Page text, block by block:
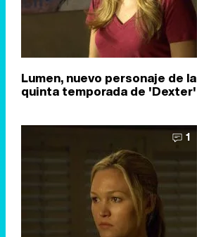
Lumen, nuevo personaje de la
quinta temporada de 'Dexter'
1